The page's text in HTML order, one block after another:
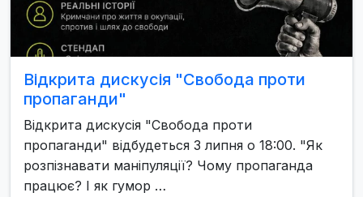
Відкрита дискусія "Свобода проти
пропаганди"
Відкрита дискусія "Свобода проти
пропаганди" відбудеться 3 липня о 18:00. "Як
розпізнавати маніпуляції? Чому пропаганда
працює? І як гумор …